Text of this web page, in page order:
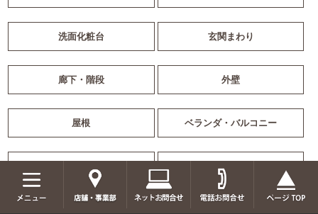
洗面化粧台 玄関まわり
廊下・階段 外壁
屋根 ベランダ・バルコニー